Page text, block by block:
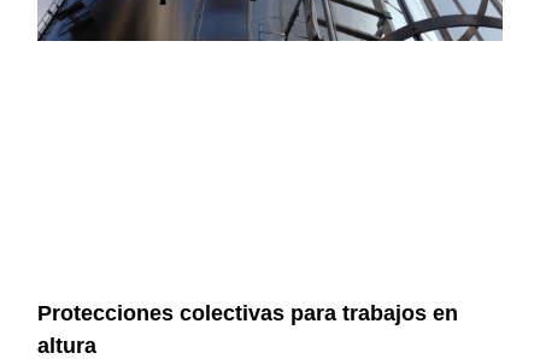
Protecciones colectivas para trabajos en
altura